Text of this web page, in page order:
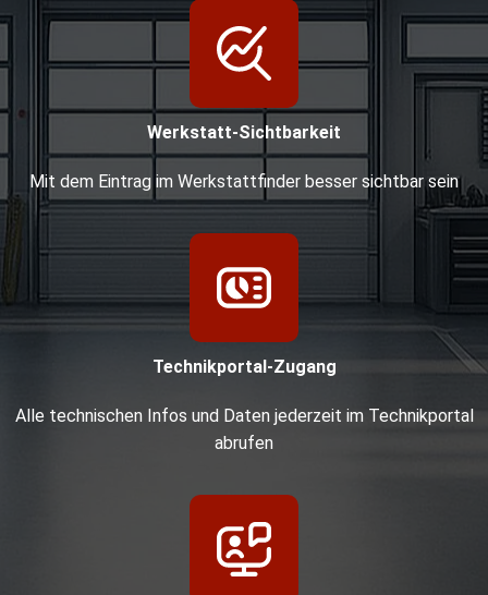
Werkstatt-Sichtbarkeit
Mit dem Eintrag im Werkstattfinder besser sichtbar sein
Technikportal-Zugang
Alle technischen Infos und Daten jederzeit im Technikportal
abrufen